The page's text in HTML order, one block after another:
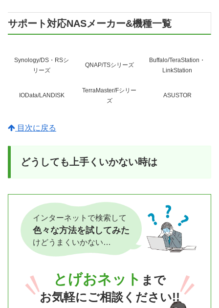
サポート対応NASメーカー&機種一覧
Synology/DS・RSシ
リーズ
QNAP/TSシリーズ
Buffalo/TeraStation・
LinkStation
IOData/LANDISK
TerraMaster/Fシリー
ズ
ASUSTOR
目次に戻る
どうしても上手くいかない時は
インターネットで検索して
色々な方法を試してみた
けどうまくいかない…
とげおネット まで
お気軽にご相談ください!!